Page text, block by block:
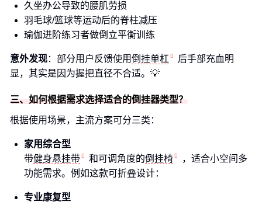
久坐办公导致的腰肌劳损
羽毛球/篮球等运动后的脊柱减压
瑜伽进阶练习者做倒立平衡训练
意外发现：部分用户反馈使用倒挂单杠
后手部充血明
显，其实是因为握把直径不合适。💡
三、如何根据需求选择适合的倒挂器类型？
根据使用场景，主流方案可分三类：
家用综合型
带健身悬挂带 和可调角度的倒挂椅
，适合小空间多
功能需求。例如这款可折叠设计：
专业康复型